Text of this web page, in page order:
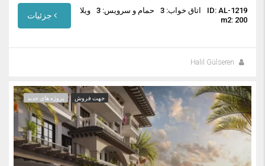
ID: AL-1219 اتاق خواب: 3
حمام و سرویس: 3
m2: 200
ویلا
Halil Gülseren
جهت فروش پروژه های جدید